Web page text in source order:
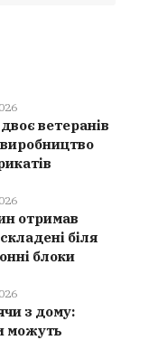
ветеранів
отримав
біля
блоки
з дому:
можуть